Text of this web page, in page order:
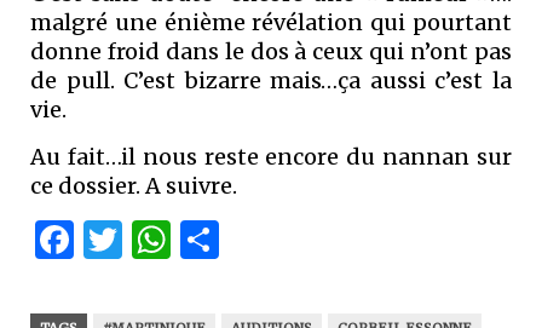
malgré une énième révélation qui pourtant
donne froid dans le dos à ceux qui n’ont pas
de pull. C’est bizarre mais…ça aussi c’est la
vie.
Au fait…il nous reste encore du nannan sur
ce dossier. A suivre.
Facebook
Twitter
WhatsApp